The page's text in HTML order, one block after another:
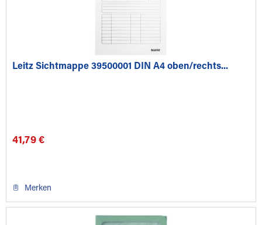
Leitz Sichtmappe 39500001 DIN A4 oben/rechts...
41,79 €
Merken